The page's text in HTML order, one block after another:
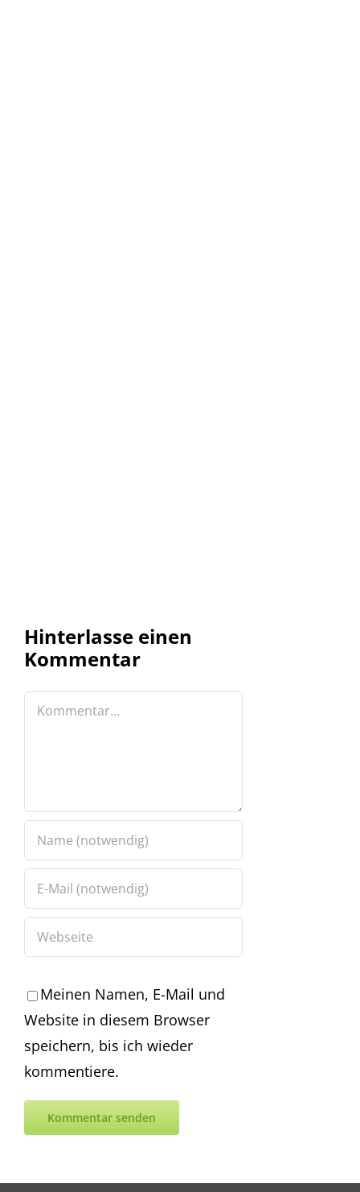
Hinterlasse einen
Kommentar
Kommentar
Meinen Namen, E-Mail und
Website in diesem Browser
speichern, bis ich wieder
kommentiere.